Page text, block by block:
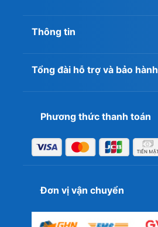
Thông tin
Tổng đài hỗ trợ và bảo hành
Phương thức thanh toán
Đơn vị vận chuyển